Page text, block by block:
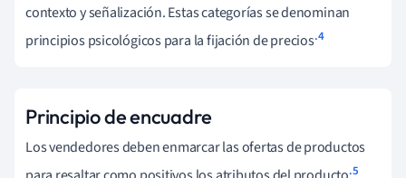
contexto y señalización. Estas categorías se denominan
principios psicológicos para la fijación de precios.4
Principio de encuadre
Los vendedores deben enmarcar las ofertas de productos
.5